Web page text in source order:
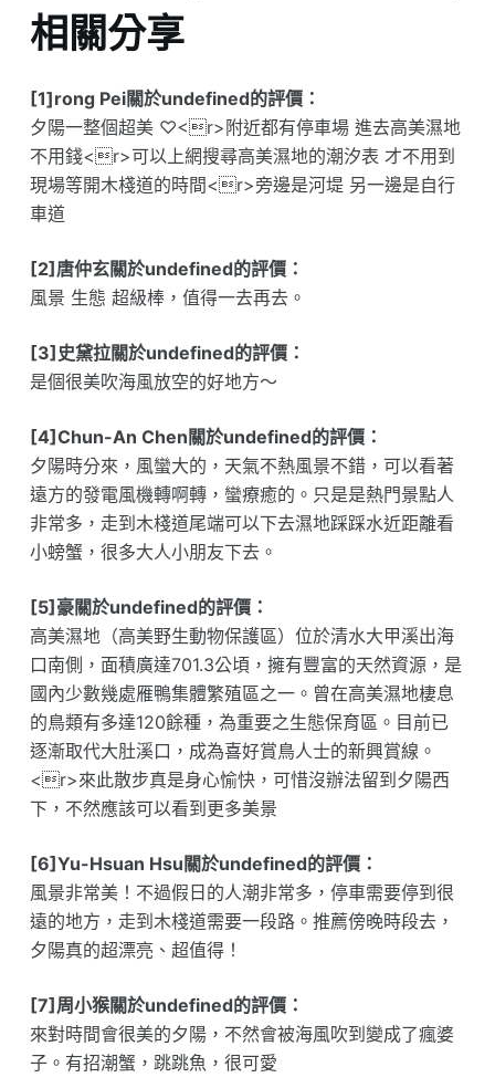
相關分享
[1]rong Pei關於undefined的評價：
夕陽一整個超美 ♡<r>附近都有停車場 進去高美濕地
不用錢<r>可以上網搜尋高美濕地的潮汐表 才不用到
現場等開木棧道的時間<r>旁邊是河堤 另一邊是自行
車道
[2]唐仲玄關於undefined的評價：
風景 生態 超級棒，值得一去再去。
[3]史黛拉關於undefined的評價：
是個很美吹海風放空的好地方～
[4]Chun-An Chen關於undefined的評價：
夕陽時分來，風蠻大的，天氣不熱風景不錯，可以看著
遠方的發電風機轉啊轉，蠻療癒的。只是是熱門景點人
非常多，走到木棧道尾端可以下去濕地踩踩水近距離看
小螃蟹，很多大人小朋友下去。
[5]豪關於undefined的評價：
高美濕地（高美野生動物保護區）位於清水大甲溪出海
口南側，面積廣達701.3公頃，擁有豐富的天然資源，是
國內少數幾處雁鴨集體繁殖區之一。曾在高美濕地棲息
的鳥類有多達120餘種，為重要之生態保育區。目前已
逐漸取代大肚溪口，成為喜好賞鳥人士的新興賞線。
<r>來此散步真是身心愉快，可惜沒辦法留到夕陽西
下，不然應該可以看到更多美景
[6]Yu-Hsuan Hsu關於undefined的評價：
風景非常美！不過假日的人潮非常多，停車需要停到很
遠的地方，走到木棧道需要一段路。推薦傍晚時段去，
夕陽真的超漂亮、超值得！
[7]周小猴關於undefined的評價：
來對時間會很美的夕陽，不然會被海風吹到變成了瘋婆
子。有招潮蟹，跳跳魚，很可愛